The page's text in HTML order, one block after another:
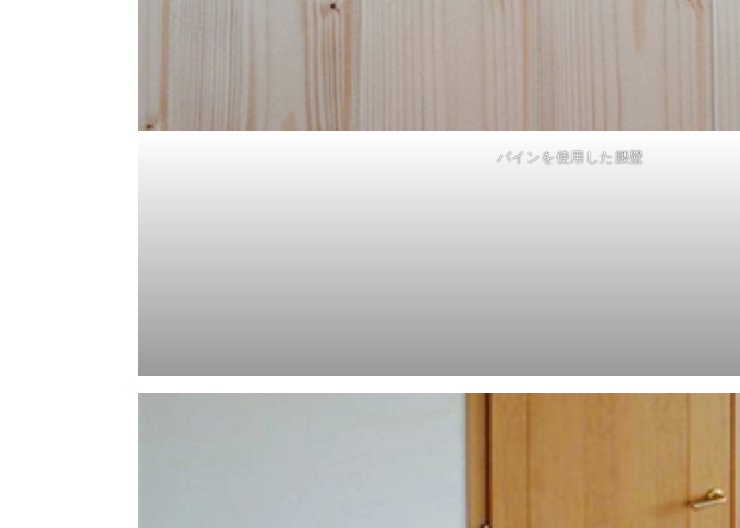
パインを使用した腰壁